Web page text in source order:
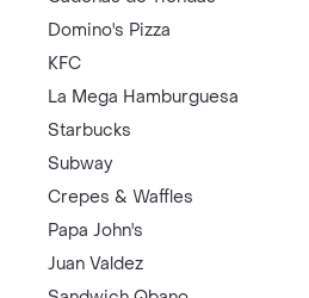
Domino's Pizza
KFC
La Mega Hamburguesa
Starbucks
Subway
Crepes & Waffles
Papa John's
Juan Valdez